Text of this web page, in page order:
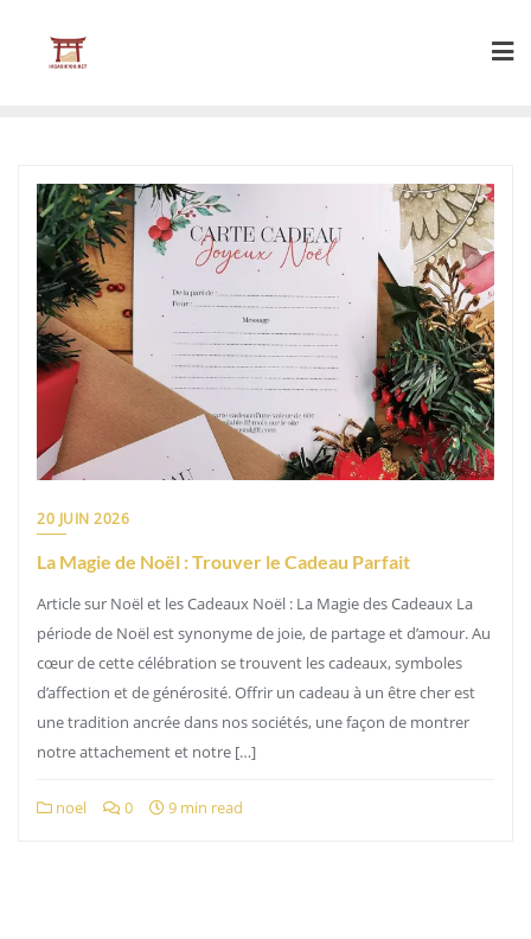
content
20 JUIN 2026
La Magie de Noël : Trouver le Cadeau Parfait
Article sur Noël et les Cadeaux Noël : La Magie des Cadeaux La
période de Noël est synonyme de joie, de partage et d’amour. Au
cœur de cette célébration se trouvent les cadeaux, symboles
d’affection et de générosité. Offrir un cadeau à un être cher est
une tradition ancrée dans nos sociétés, une façon de montrer
notre attachement et notre […]
noel 0 9 min read